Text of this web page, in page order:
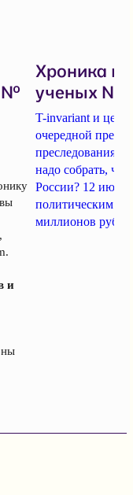
№
.
и
Хроника
ученых №
T-invariant и
очередной
преследования
надо собрать,
России? 12
политическим
миллионов